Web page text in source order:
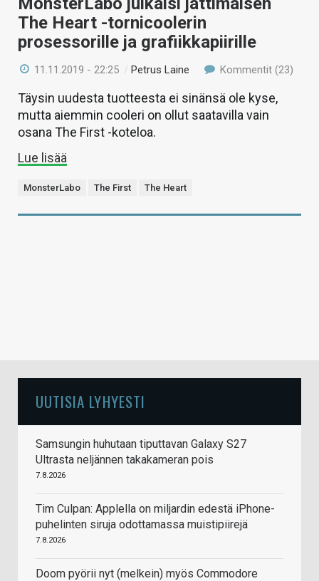
The Heart -tornicoolerin
prosessorille ja grafiikkapiirille
11.11.2019 - 22:25 /Petrus Laine Kommentit (23)
Täysin uudesta tuotteesta ei sinänsä ole kyse,
mutta aiemmin cooleri on ollut saatavilla vain
osana The First -koteloa.
Lue lisää
MonsterLabo The First The Heart
UUTISIA LYHYESTI
Samsungin huhutaan tiputtavan Galaxy S27
Ultrasta neljännen takakameran pois
7.8.2026
Tim Culpan: Applella on miljardin edestä iPhone-
puhelinten siruja odottamassa muistipiirejä
7.8.2026
Doom pyörii nyt (melkein) myös Commodore